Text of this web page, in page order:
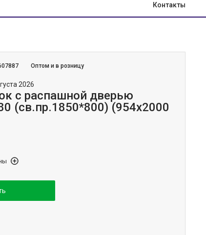
Контакты
Оптом и в розницу
2026
с распашной дверью
(св.пр.1850*800) (954x2000